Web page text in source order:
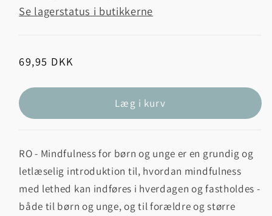
Se lagerstatus i butikkerne
Normalpris
69,95 DKK
Læg i kurv
RO - Mindfulness for børn og unge er en grundig og
letlæselig introduktion til, hvordan mindfulness
med lethed kan indføres i hverdagen og fastholdes -
både til børn og unge, og til forældre og større